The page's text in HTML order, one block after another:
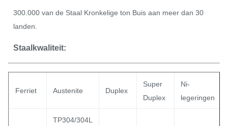
300.000 van de Staal Kronkelige ton Buis aan meer dan 30
landen.
Staalkwaliteit:
Ferriet Austenite Duplex
Super
Duplex
Ni-
legeringen
TP304/304L